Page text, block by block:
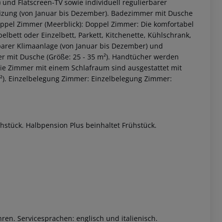
Flatscreen-TV sowie individuell regulierbarer
(von Januar bis Dezember). Badezimmer mit Dusche
Zimmer (Meerblick): Doppel Zimmer: Die komfortabel
oder Einzelbett, Parkett, Kitchenette, Kühlschrank,
Klimaanlage (von Januar bis Dezember) und
Dusche (Größe: 25 - 35 m²). Handtücher werden
Zimmer mit einem Schlafraum sind ausgestattet mit
Einzelbelegung Zimmer: Einzelbelegung Zimmer:
Halbpension Plus beinhaltet Frühstück.
Servicesprachen: englisch und italienisch.